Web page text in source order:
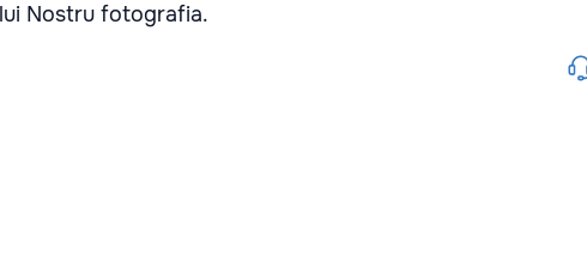
Nostru fotografia.